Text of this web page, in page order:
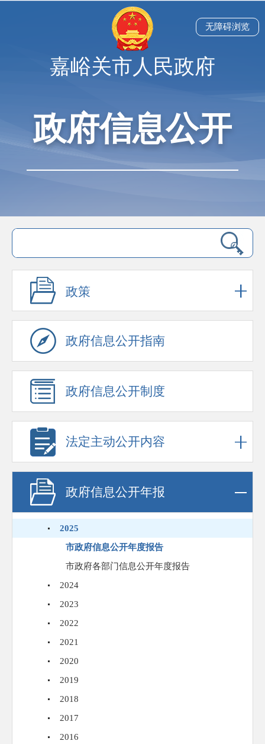
嘉峪关市人民政府
政府信息公开
无障碍浏览
政策
政府信息公开指南
政府信息公开制度
法定主动公开内容
政府信息公开年报
2025
市政府信息公开年度报告
市政府各部门信息公开年度报告
2024
2023
2022
2021
2020
2019
2018
2017
2016